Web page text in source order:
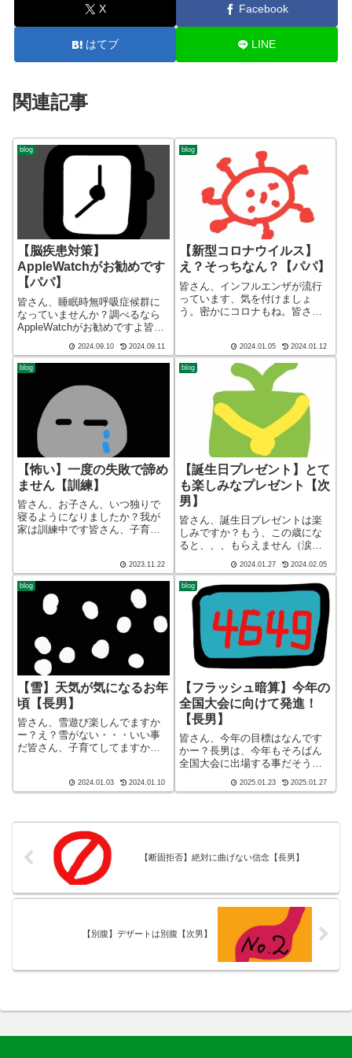
X Facebook
はてブ LINE
関連記事
blog
【脳疾患対策】
AppleWatchがお勧めです
【パパ】
皆さん、睡眠時無呼吸症候群に
なっていませんか？調べるなら
AppleWatchがお勧めですよ皆さ
グ ショート バージョン（blog
short ver）こんばんわ、迷答座
ぶ(@meito...
2024.09.10 2024.09.11
blog
【新型コロナウイルス】
え？そっちなん？【パパ】
皆さん、インフルエンザが流行
っています、気を付けましょ
う。密かにコロナもね。皆さ
short ver）こんばんわ、迷答座
布団ブログの運営をしている
ざぶ(@meitou_zabu...
2024.01.05 2024.01.12
blog
【怖い】一度の失敗で諦め
ません【訓練】
皆さん、お子さん、いつ独りで
寝るようになりましたか？我が
家は訓練中です皆さん、子育て
ver）こんばんわ、迷答座布団ブ
ログの運営をしている ざぶ
(@meitou_zabuton...
2023.11.22
blog
【誕生日プレゼント】とて
も楽しみなプレゼント【次
男】
皆さん、誕生日プレゼントは楽
しみですか？もう、この歳にな
ると、、、もらえません（涙）
ブログ ショート バージョン
（blog short ver）こんばんわ、
迷答座布団ブログの運営をして
いる ざぶ(@meitou_...
2024.01.27 2024.02.05
blog
【雪】天気が気になるお年
頃【長男】
皆さん、雪遊び楽しんでますか
ー？え？雪がない・・・いい事
だ皆さん、子育てしてますか
わ、迷答座布団ブログの運営を
2024.01.03 2024.01.10
blog
【フラッシュ暗算】今年の
全国大会に向けて発進！
【長男】
皆さん、今年の目標はなんです
かー？長男は、今年もそろばん
全国大会に出場する事だそうで
ー！ブログ ショート バージ
しているざぶ(@meitou...
2025.01.23 2025.01.27
【断固拒否】絶対に曲げない信念【長男】
【別腹】デザートは別腹【次男】